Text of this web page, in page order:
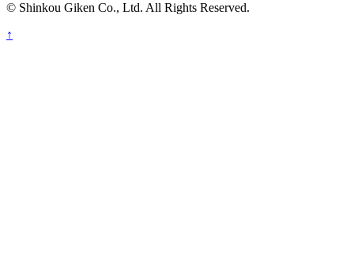
© Shinkou Giken Co., Ltd. All Rights Reserved.
↑